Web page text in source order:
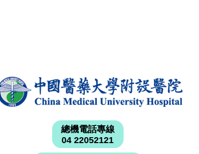
總機電話專線
04 22052121